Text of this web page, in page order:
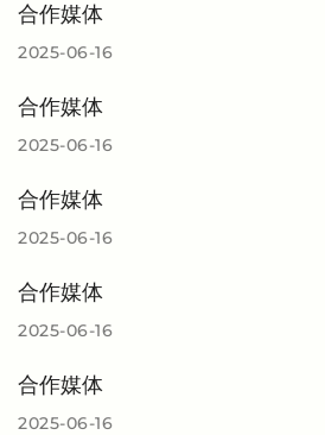
合作媒体
2025-06-16
合作媒体
2025-06-16
合作媒体
2025-06-16
合作媒体
2025-06-16
合作媒体
2025-06-16